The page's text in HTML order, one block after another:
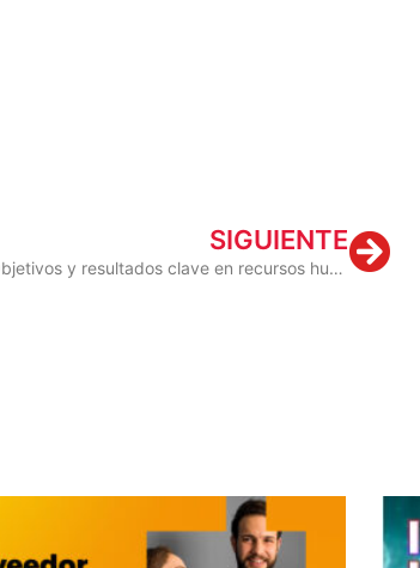
SIGUIENTE
OKRs – Objetivos y resultados clave en recursos humanos
Next